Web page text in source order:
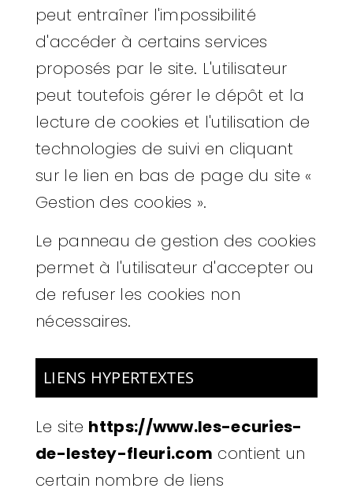
peut entraîner l'impossibilité
d'accéder à certains services
proposés par le site. L'utilisateur
peut toutefois gérer le dépôt et la
lecture de cookies et l'utilisation de
technologies de suivi en cliquant
sur le lien en bas de page du site «
Gestion des cookies ».
Le panneau de gestion des cookies
permet à l'utilisateur d'accepter ou
de refuser les cookies non
nécessaires.
LIENS HYPERTEXTES
Le site https://www.les-ecuries-
de-lestey-fleuri.com contient un
certain nombre de liens